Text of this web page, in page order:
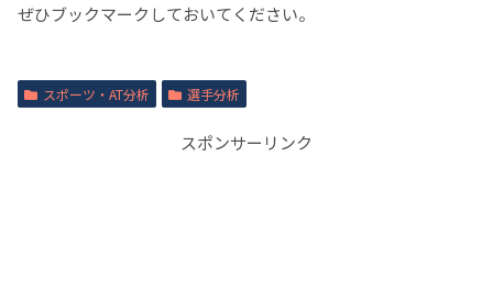
ぜひブックマークしておいてください。
スポーツ・AT分析 選手分析
スポンサーリンク